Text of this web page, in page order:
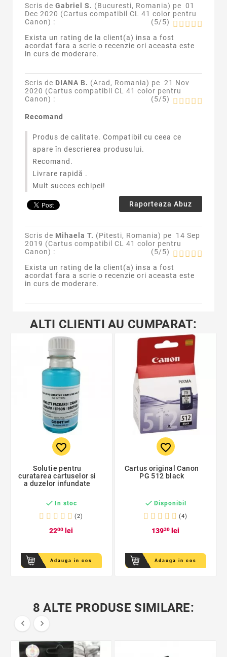
Scris de Gabriel S. (Bucuresti, Romania) pe 01
Dec 2020 (Cartus compatibil CL 41 color pentru
Canon) : (5/5)
Exista un rating de la client(a) insa a fost
acordat fara a scrie o recenzie ori aceasta este
in curs de moderare.
Scris de DIANA B. (Arad, Romania) pe 21 Nov
2020 (Cartus compatibil CL 41 color pentru
Canon) : (5/5)
Recomand
Produs de calitate. Compatibil cu ceea ce
apare în descrierea produsului.
Recomand.
Livrare rapidă .
Mult succes echipei!
Raporteaza Abuz
Scris de Mihaela T. (Pitesti, Romania) pe 14 Sep
2019 (Cartus compatibil CL 41 color pentru
Canon) : (5/5)
Exista un rating de la client(a) insa a fost
acordat fara a scrie o recenzie ori aceasta este
in curs de moderare.
ALTI CLIENTI AU CUMPARAT:
favorite_border
Solutie pentru
curatarea cartuselor si
a duzelor infundate
 In stoc
(2)
2200 lei
Adauga in cos
favorite_border
Cartus original Canon
PG 512 black
 Disponibil
(4)
13930 lei
Adauga in cos
8 ALTE PRODUSE SIMILARE:
 